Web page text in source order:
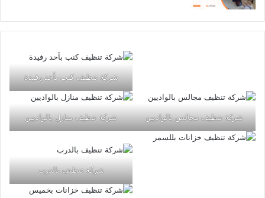
شركة تنظيف كنب بأحد رفيدة
شركة تنظيف مجالس بالواديين شركة تنظيف منازل بالواديين
شركة تنظيف بالدرب